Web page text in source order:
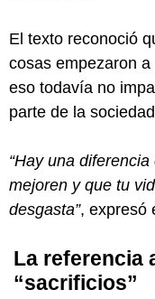
El texto reconoció
cosas empezaron
eso todavía no
parte de la
“Hay una
mejoren y que tu
desgasta”, expresó
La referencia
“sacrificios”